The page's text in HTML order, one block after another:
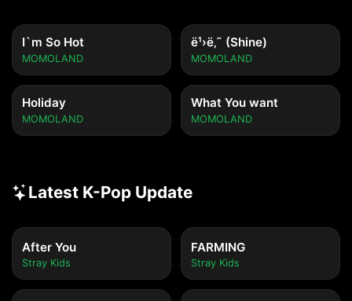
I`m So Hot
MOMOLAND
ë¹›ë‚˜ (Shine)
MOMOLAND
Holiday
MOMOLAND
What You want
MOMOLAND
Latest K-Pop Update
After You
Stray Kids
FARMING
Stray Kids